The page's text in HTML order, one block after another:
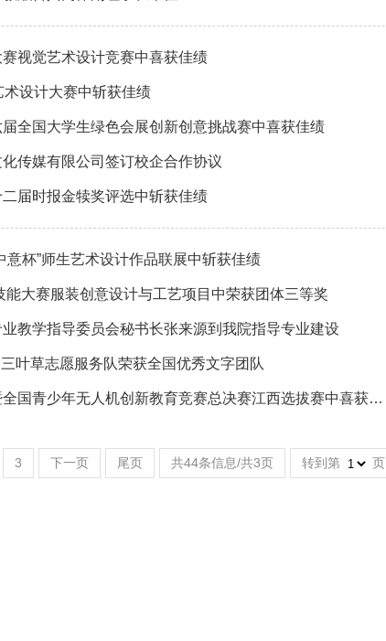
视觉艺术设计竞赛中喜获佳绩
术设计大赛中斩获佳绩
全国大学生绿色会展创新创意挑战赛中喜获佳绩
传媒有限公司签订校企合作协议
届时报金犊奖评选中斩获佳绩
意杯”师生艺术设计作品联展中斩获佳绩
能大赛服装创意设计与工艺项目中荣获团体三等奖
教学指导委员会秘书长张来源到我院指导专业建设
叶草志愿服务队荣获全国优秀文字团队
全国青少年无人机创新教育竞赛总决赛江西选拔赛中喜获…
3 下一页 尾页 共44条信息/共3页 转到第 页